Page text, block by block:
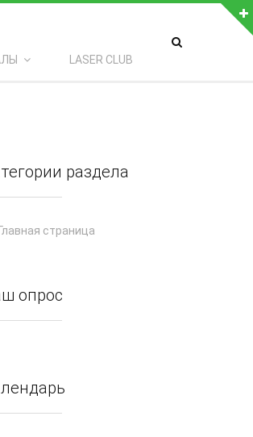
LASER CLUB
раздела
Главная страница
опрос